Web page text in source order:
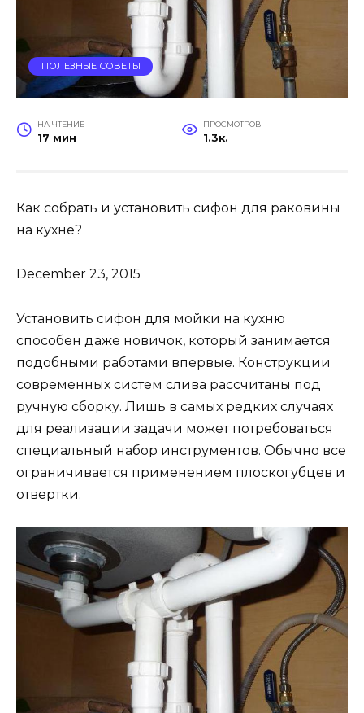
ПОЛЕЗНЫЕ СОВЕТЫ
НА ЧТЕНИЕ
17 мин
ПРОСМОТРОВ
1.3к.
Как собрать и установить сифон для раковины
на кухне?
December 23, 2015
Установить сифон для мойки на кухню
способен даже новичок, который занимается
подобными работами впервые. Конструкции
современных систем слива рассчитаны под
ручную сборку. Лишь в самых редких случаях
для реализации задачи может потребоваться
специальный набор инструментов. Обычно все
ограничивается применением плоскогубцев и
отвертки.